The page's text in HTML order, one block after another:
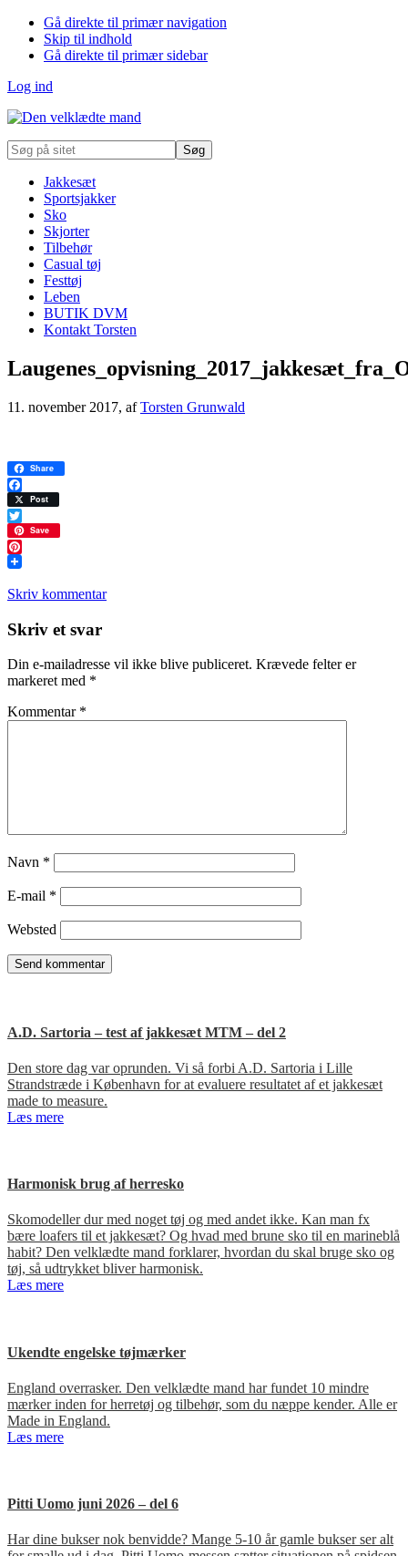
Gå direkte til primær navigation
Skip til indhold
Gå direkte til primær sidebar
Log ind
Søg
på
Jakkesæt
Sportsjakker
Sko
Skjorter
Tilbehør
Casual tøj
Festtøj
Leben
BUTIK DVM
Kontakt Torsten
11. november 2017, afTorsten Grunwald
Share
Facebook
Post
Twitter
Save
Pinterest
Skriv kommentar
Læserinteraktioner
Skriv et svar
Din e-mailadresse vil ikke blive publiceret. Krævede felter er
markeret med *
Kommentar *
Navn *
E-mail *
Websted
A.D. Sartoria – test af jakkesæt MTM – del 2
Den store dag var oprunden. Vi så forbi A.D. Sartoria i Lille
Strandstræde i København for at evaluere resultatet af et jakkesæt
made to measure.
Læs mere
Harmonisk brug af herresko
Skomodeller dur med noget tøj og med andet ikke. Kan man fx
bære loafers til et jakkesæt? Og hvad med brune sko til en marineblå
habit? Den velklædte mand forklarer, hvordan du skal bruge sko og
tøj, så udtrykket bliver harmonisk.
Læs mere
Ukendte engelske tøjmærker
England overrasker. Den velklædte mand har fundet 10 mindre
mærker inden for herretøj og tilbehør, som du næppe kender. Alle er
Made in England.
Læs mere
Pitti Uomo juni 2026 – del 6
Har dine bukser nok benvidde? Mange 5-10 år gamle bukser ser alt